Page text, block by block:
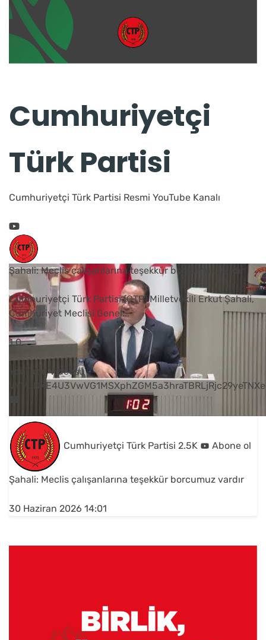
Cumhuriyetçi
Türk Partisi
Cumhuriyetçi Türk Partisi Resmi YouTube Kanalı
Şahali: Meclis çalışanlarına teşekkür borcumuz vardır
Cumhuriyetçi Türk Partisi (CTP) Milletvekili Erkut Şahali,
Cumhuriyet Meclisi Genel...
1 0
YouTube Videosu
Cumhuriyetçi Türk Partisi 2.5K Abone ol
Şahali: Meclis çalışanlarına teşekkür borcumuz vardır
30 Haziran 2026 14:01